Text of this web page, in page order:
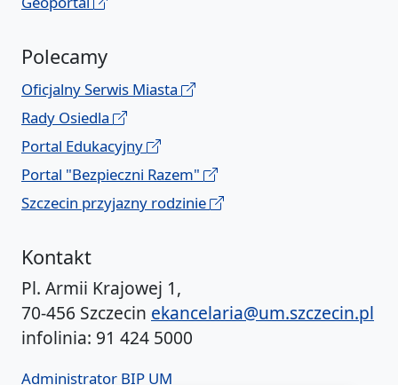
Polecamy
Oficjalny Serwis Miasta
Rady Osiedla
Portal Edukacyjny
Portal "Bezpieczni Razem"
Szczecin przyjazny rodzinie
Kontakt
Pl. Armii Krajowej 1,
70-456 Szczecin ekancelaria@um.szczecin.pl
infolinia: 91 424 5000
Administrator BIP UM